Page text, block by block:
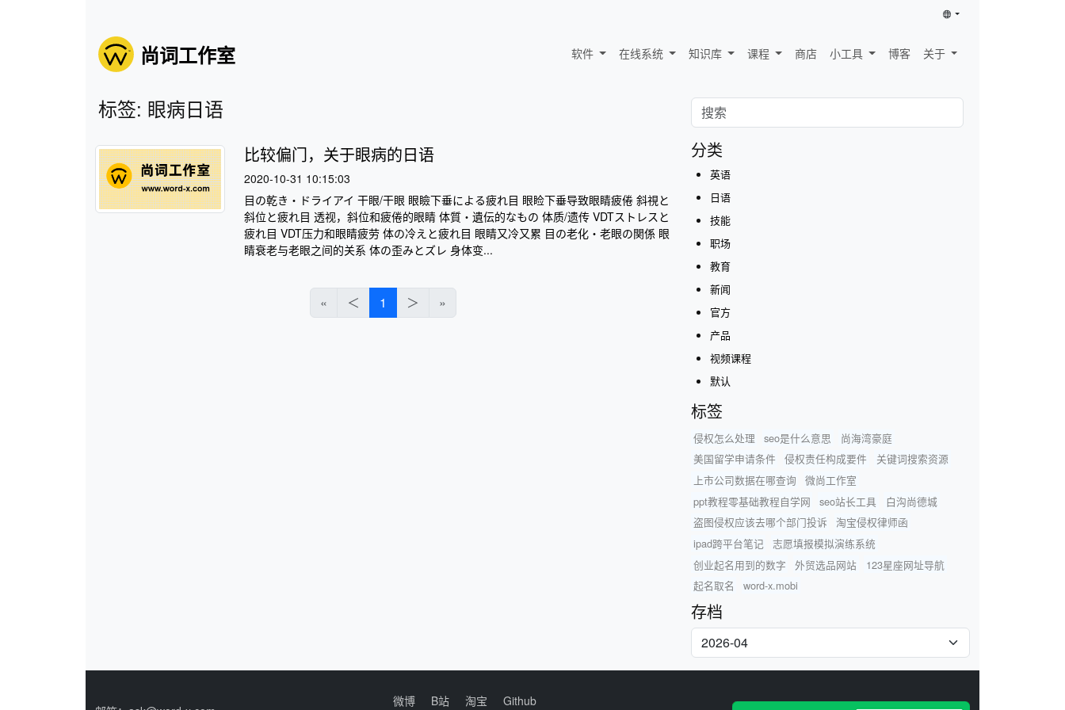
尚词工作室 软件 在线系统 知识库 课程 商店 小工具 博客 关于
标签: 眼病日语
比较偏门，关于眼病的日语
2020-10-31 10:15:03
目の乾き・ドライアイ 干眼/干眼 眼瞼下垂による疲れ目 眼睑下垂导致眼睛疲倦 斜視と
斜位と疲れ目 透视，斜位和疲倦的眼睛 体質・遺伝的なもの 体质/遗传 VDTストレスと
疲れ目 VDT压力和眼睛疲劳 体の冷えと疲れ目 眼睛又冷又累 目の老化・老眼の関係 眼
睛衰老与老眼之间的关系 体の歪みとズレ 身体变...
« ＜ 1 ＞ »
分类
英语
日语
技能
职场
教育
新闻
官方
产品
视频课程
默认
标签
侵权怎么处理 seo是什么意思
尚海湾豪庭
美国留学申请条件
侵权责任构成要件
关键词搜索资源
上市公司数据在哪查询
微尚工作室
ppt教程零基础教程自学网
seo站长工具
白沟尚德城
盗图侵权应该去哪个部门投诉
淘宝侵权律师函
ipad跨平台笔记
志愿填报模拟演练系统
创业起名用到的数字
外贸选品网站
123星座网址导航
起名取名
word-x.mobi
存档
微博 B站 淘宝 Github